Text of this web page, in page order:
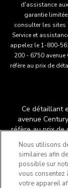
d'assistance
garantie
consulter les sites
Service et
appelez le 1-800-
200 - 6750
réfère au prix de
Ce détaillant
avenue
réfère au prix de
des prix de
KitchenAid.
Canada. La
aux
Ne
Nous utilisons
similaires afin
possible sur
vous consentez
votre appareil